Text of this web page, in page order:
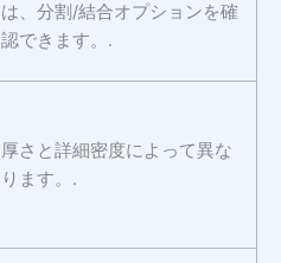
は、分割/結合オプションを確
認できます。.
厚さと詳細密度によって異な
ります。.